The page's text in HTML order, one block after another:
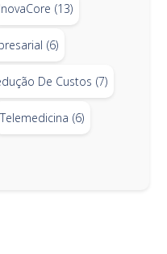
InovaCore (13)
(6)
De Custos (7)
Telemedicina (6)